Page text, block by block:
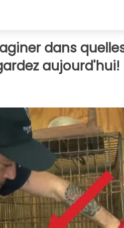
dans
aujourd'hui!